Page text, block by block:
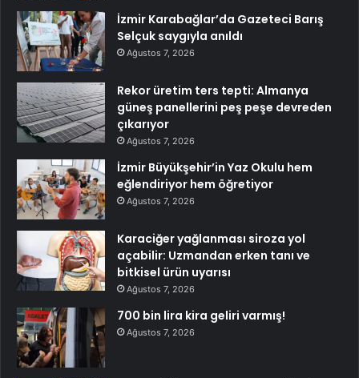
İzmir Karabağlar’da Gazeteci Barış
Selçuk saygıyla anıldı
Ağustos 7, 2026
Rekor üretim ters tepti: Almanya
güneş panellerini peş peşe devreden
çıkarıyor
Ağustos 7, 2026
İzmir Büyükşehir’in Yaz Okulu hem
eğlendiriyor hem öğretiyor
Ağustos 7, 2026
Karaciğer yağlanması siroza yol
açabilir: Uzmandan erken tanı ve
bitkisel ürün uyarısı
Ağustos 7, 2026
700 bin lira kira geliri varmış!
Ağustos 7, 2026